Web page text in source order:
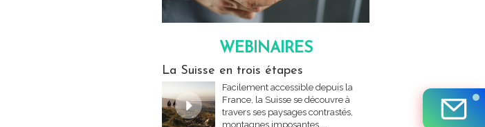
WEBINAIRES
La Suisse en trois étapes
Facilement accessible depuis la
France, la Suisse se découvre à
travers ses paysages contrastés,
montagnes imposantes,...